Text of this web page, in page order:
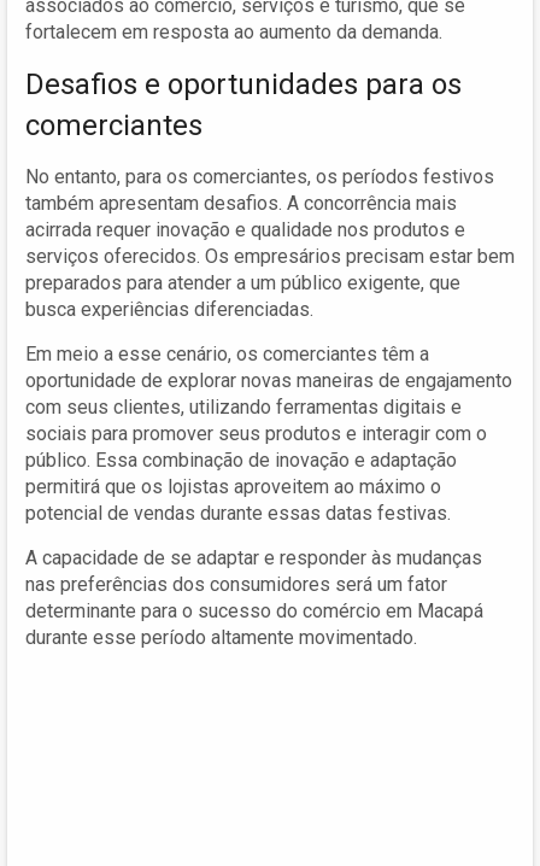
associados ao comércio, serviços e turismo, que se
fortalecem em resposta ao aumento da demanda.
Desafios e oportunidades para os
comerciantes
No entanto, para os comerciantes, os períodos festivos
também apresentam desafios. A concorrência mais
acirrada requer inovação e qualidade nos produtos e
serviços oferecidos. Os empresários precisam estar bem
preparados para atender a um público exigente, que
busca experiências diferenciadas.
Em meio a esse cenário, os comerciantes têm a
oportunidade de explorar novas maneiras de engajamento
com seus clientes, utilizando ferramentas digitais e
sociais para promover seus produtos e interagir com o
público. Essa combinação de inovação e adaptação
permitirá que os lojistas aproveitem ao máximo o
potencial de vendas durante essas datas festivas.
A capacidade de se adaptar e responder às mudanças
nas preferências dos consumidores será um fator
determinante para o sucesso do comércio em Macapá
durante esse período altamente movimentado.